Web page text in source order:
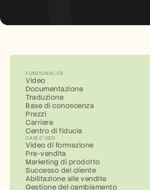
FUNZIONALITÀ
Video
Documentazione
Traduzione
Base di conoscenza
Prezzi
Carriere
Centro di fiducia
CASI D'USO
Video di formazione
Pre-vendita
Marketing di prodotto
Successo del cliente
Abilitazione alle vendite
Gestione del cambiamento